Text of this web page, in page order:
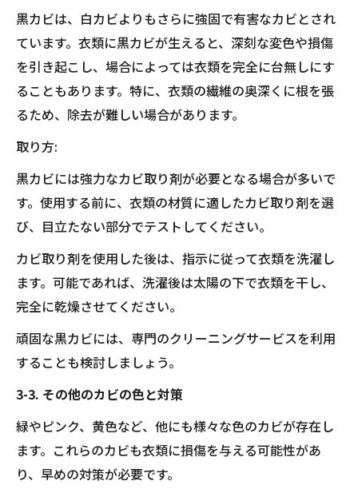
黒カビは、白カビよりもさらに強固で有害なカビとされ
ています。衣類に黒カビが生えると、深刻な変色や損傷
を引き起こし、場合によっては衣類を完全に台無しにす
ることもあります。特に、衣類の繊維の奥深くに根を張
るため、除去が難しい場合があります。
取り方:
黒カビには強力なカビ取り剤が必要となる場合が多いで
す。使用する前に、衣類の材質に適したカビ取り剤を選
び、目立たない部分でテストしてください。
カビ取り剤を使用した後は、指示に従って衣類を洗濯し
ます。可能であれば、洗濯後は太陽の下で衣類を干し、
完全に乾燥させてください。
頑固な黒カビには、専門のクリーニングサービスを利用
することも検討しましょう。
3-3. その他のカビの色と対策
緑やピンク、黄色など、他にも様々な色のカビが存在し
ます。これらのカビも衣類に損傷を与える可能性があ
り、早めの対策が必要です。